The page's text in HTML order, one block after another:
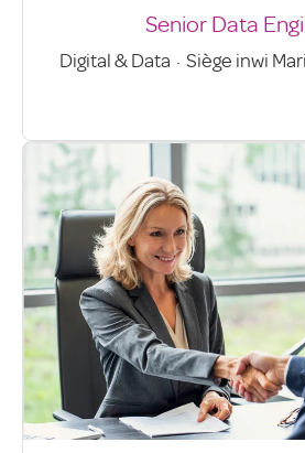
Senior Data
Digital & Data · Siège inwi